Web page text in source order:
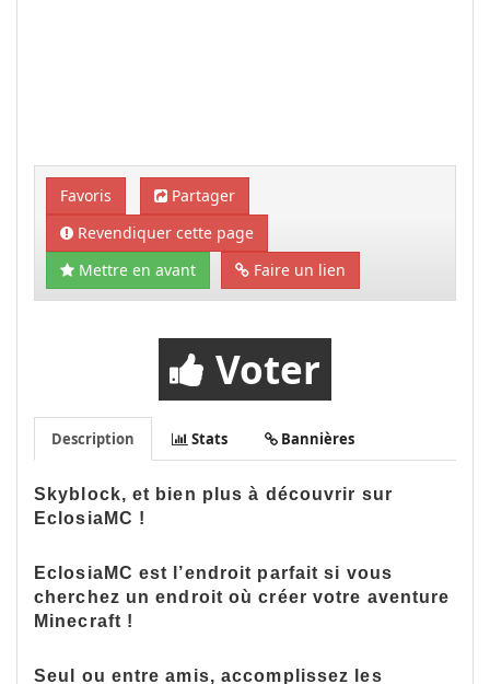
Favoris
Partager
Revendiquer cette page
Mettre en avant
Faire un lien
Voter
Description Stats Bannières
Skyblock, et bien plus à découvrir sur
EclosiaMC !
EclosiaMC est l’endroit parfait si vous
cherchez un endroit où créer votre aventure
Minecraft !
Seul ou entre amis, accomplissez les